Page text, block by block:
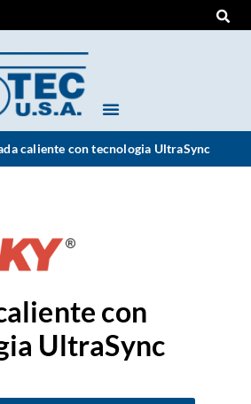
caliente con tecnologia UltraSync
con
UltraSync